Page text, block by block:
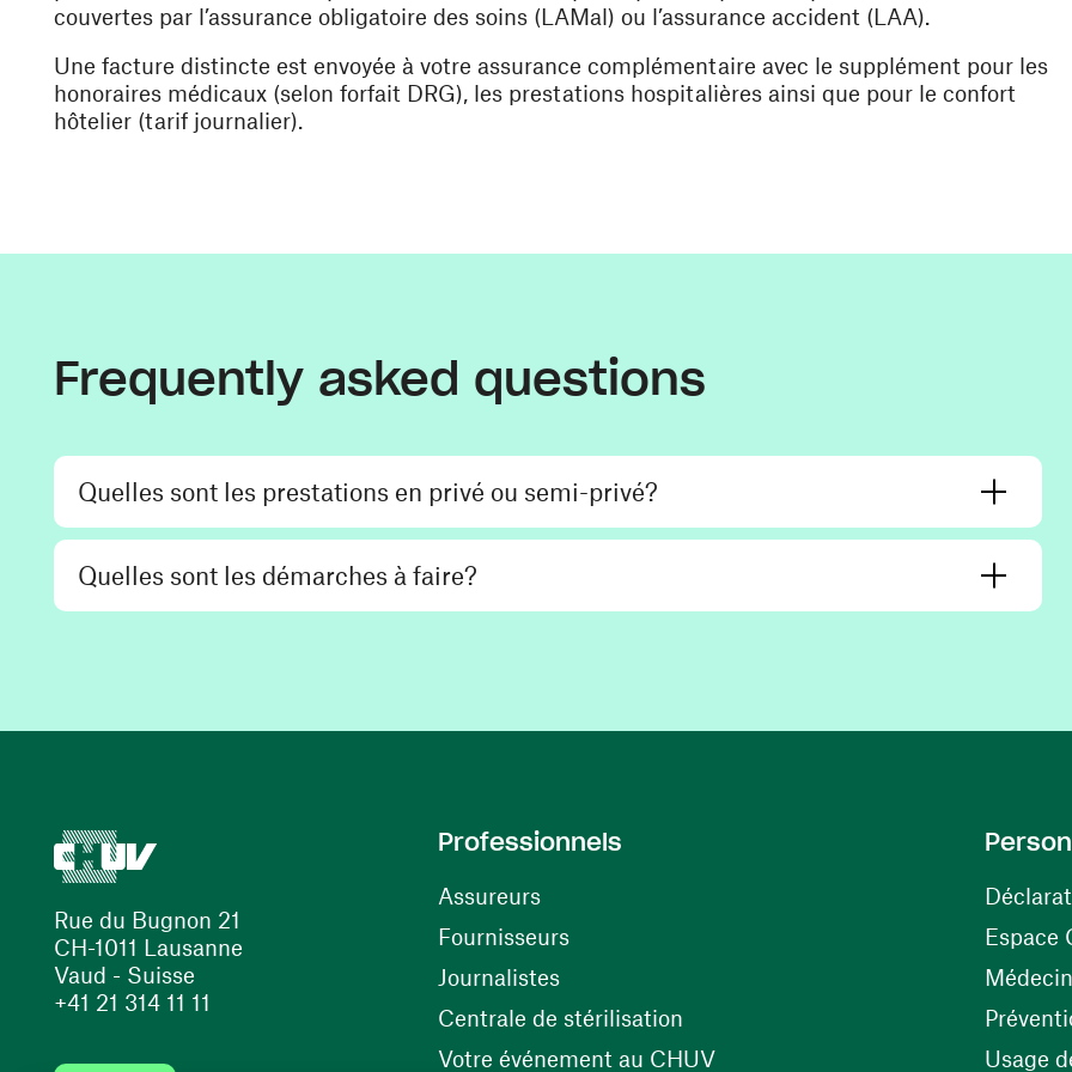
couvertes par l’assurance obligatoire des soins (LAMal) ou l’assurance accident (LAA).
Une facture distincte est envoyée à votre assurance complémentaire avec le supplément pour les
honoraires médicaux (selon forfait DRG), les prestations hospitalières ainsi que pour le confort
hôtelier (tarif journalier).
Frequently asked questions
Quelles sont les prestations en privé ou semi-privé?
Quelles sont les démarches à faire?
Rue du Bugnon 21
CH-1011 Lausanne
Vaud - Suisse
+41 21 314 11 11
Professionnels
Assureurs
Fournisseurs(opens in a new window)
Journalistes
Centrale de stérilisation
Votre événement au CHUV(opens in a new window)
Espace
Usage